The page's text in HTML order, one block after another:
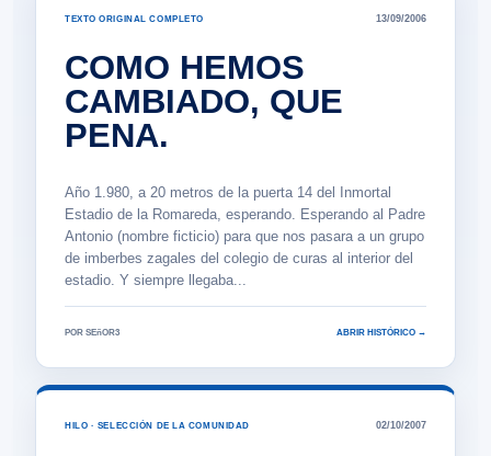
TEXTO ORIGINAL COMPLETO 13/09/2006
COMO HEMOS
CAMBIADO, QUE
PENA.
Año 1.980, a 20 metros de la puerta 14 del Inmortal
Estadio de la Romareda, esperando. Esperando al Padre
Antonio (nombre ficticio) para que nos pasara a un grupo
de imberbes zagales del colegio de curas al interior del
estadio. Y siempre llegaba...
POR SEñOR3 ABRIR HISTÓRICO →
HILO · SELECCIÓN DE LA COMUNIDAD 02/10/2007